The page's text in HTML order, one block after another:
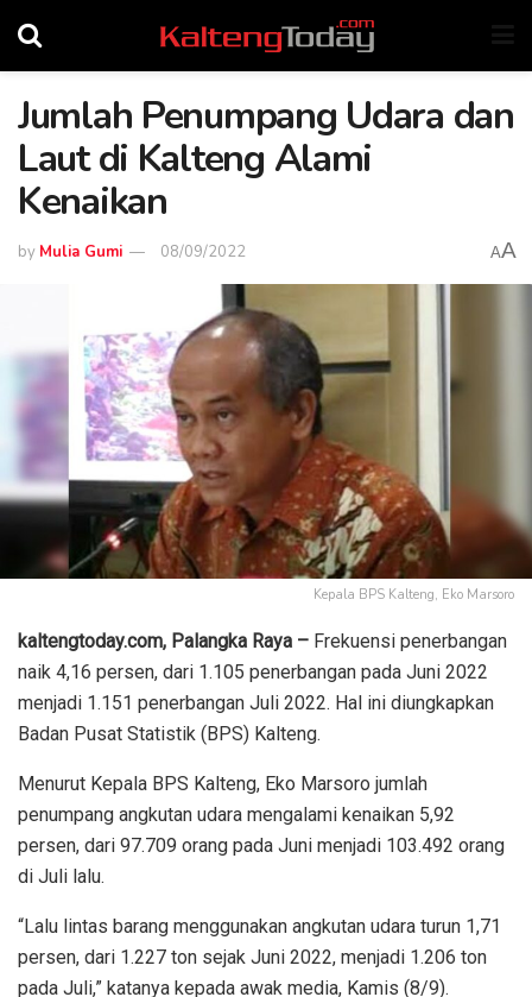
Jumlah Penumpang Udara dan
Laut di Kalteng Alami
Kenaikan
by Mulia Gumi 08/09/2022 AA
Kepala BPS Kalteng, Eko Marsoro
kaltengtoday.com, Palangka Raya – Frekuensi penerbangan
naik 4,16 persen, dari 1.105 penerbangan pada Juni 2022
menjadi 1.151 penerbangan Juli 2022. Hal ini diungkapkan
Badan Pusat Statistik (BPS) Kalteng.
Menurut Kepala BPS Kalteng, Eko Marsoro jumlah
penumpang angkutan udara mengalami kenaikan 5,92
persen, dari 97.709 orang pada Juni menjadi 103.492 orang
di Juli lalu.
“Lalu lintas barang menggunakan angkutan udara turun 1,71
persen, dari 1.227 ton sejak Juni 2022, menjadi 1.206 ton
pada Juli,” katanya kepada awak media, Kamis (8/9).